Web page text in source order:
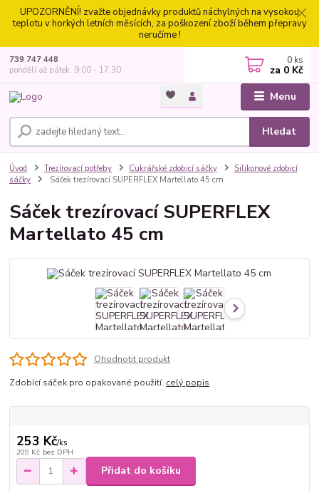
UPOZORNĚNÍ! zvažte objednávky produktů náchylných na vysokou
teplotu v horkých letních měsících, za poškození zboží během přepravy
neručíme !
Menu
Hledat
739 747 448
pondělí až pátek: 9:00 - 17:30
0 ks
za 0 Kč
Úvod Trezírovací potřeby Cukrářské zdobicí sáčky
Silikonové zdobicí
sáčky
Sáček trezírovací SUPERFLEX Martellato 45 cm
Sáček trezírovací SUPERFLEX
Martellato 45 cm
Ohodnotit produkt
Zdobící sáček pro opakované použití. celý popis
253 Kč/ks
209 Kč bez DPH
Přidat do košíku